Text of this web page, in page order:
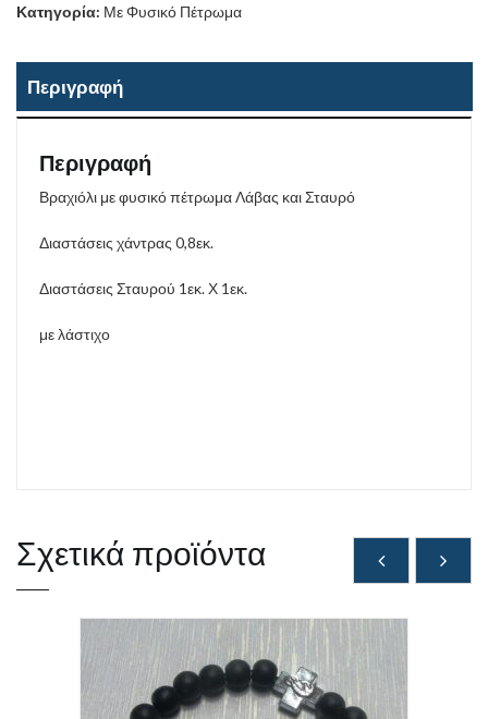
Κατηγορία: Με Φυσικό Πέτρωμα
Περιγραφή
Περιγραφή
Βραχιόλι με φυσικό πέτρωμα Λάβας και Σταυρό
Διαστάσεις χάντρας 0,8εκ.
Διαστάσεις Σταυρού 1εκ. Χ 1εκ.
με λάστιχο
Σχετικά προϊόντα